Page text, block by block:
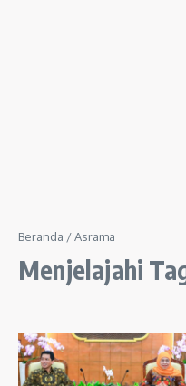
Beranda /Asrama
Menjelajahi